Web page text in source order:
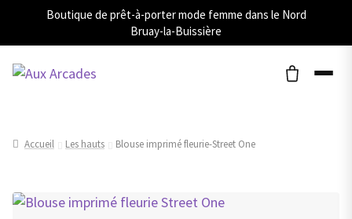
Boutique de prêt-à-porter mode femme dans le Nord
Bruay-la-Buissière
Accueil Les hauts Blouse imprimé fleurie-Street One